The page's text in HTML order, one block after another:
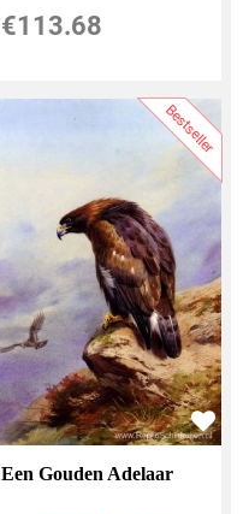
€113.68
Bestseller
Een Gouden Adelaar